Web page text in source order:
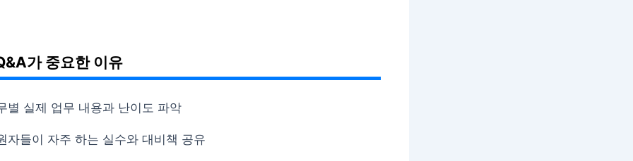
가 중요한 이유
별 실제 업무 내용과 난이도 파악
자들이 자주 하는 실수와 대비책 공유